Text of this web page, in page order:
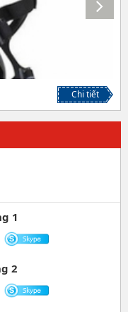
1
2
Chi tiết